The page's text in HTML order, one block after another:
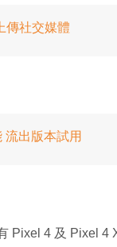
傳社交媒體
出版本試用
Pixel 4 及 Pixel 4